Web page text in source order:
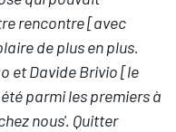
rencontre [avec
de plus en plus.
et Davide Brivio [le
parmi les premiers à
nous'. Quitter